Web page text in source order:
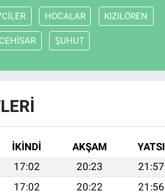
HOCALAR KIZILÖREN
ŞUHUT
İKINDI AKŞAM
YATSI
17:02 20:23
21:57
17:02 20:22
21:56